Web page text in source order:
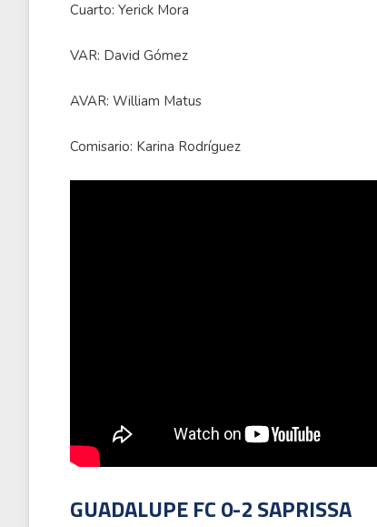
Cuarto: Yerick Mora
VAR: David Gómez
AVAR: William Matus
Comisario: Karina Rodríguez
GUADALUPE FC 0-2 SAPRISSA